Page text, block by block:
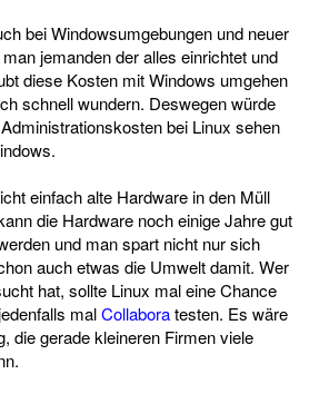
bei Windowsumgebungen und neuer
jemanden der alles einrichtet und
diese Kosten mit Windows umgehen
schnell wundern. Deswegen würde
bei Linux sehen
einfach alte Hardware in den Müll
die Hardware noch einige Jahre gut
und man spart nicht nur sich
auch etwas die Umwelt damit. Wer
hat, sollte Linux mal eine Chance
malCollaboratesten. Es wäre
die gerade kleineren Firmen viele